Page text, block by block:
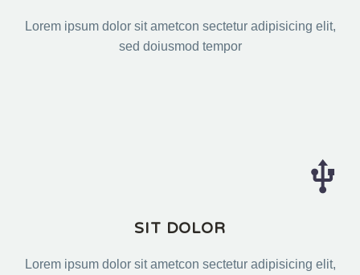
Lorem ipsum dolor sit ametcon sectetur adipisicing elit,
sed doiusmod tempor


SIT DOLOR
Lorem ipsum dolor sit ametcon sectetur adipisicing elit,